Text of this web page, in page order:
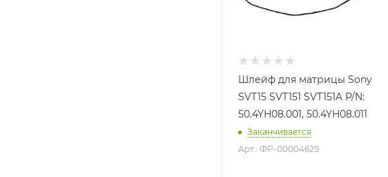
Шлейф для матрицы Sony
SVT15 SVT151 SVT151A P/N:
50.4YH08.001, 50.4YH08.011
Заканчивается
Арт.: ФР-00004629